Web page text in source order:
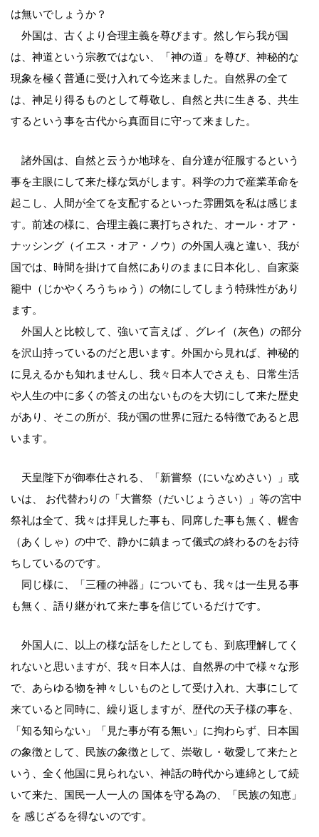
は無いでしょうか？
外国は、古くより合理主義を尊びます。然し乍ら我が国
は、神道という宗教ではない、「神の道」を尊び、神秘的な
現象を極く普通に受け入れて今迄来ました。自然界の全て
は、神足り得るものとして尊敬し、自然と共に生きる、共生
するという事を古代から真面目に守って来ました。
諸外国は、自然と云うか地球を、自分達が征服するという
事を主眼にして来た様な気がします。科学の力で産業革命を
起こし、人間が全てを支配するといった雰囲気を私は感じま
す。前述の様に、合理主義に裏打ちされた、オール・オア・
ナッシング（イエス・オア・ノウ）の外国人魂と違い、我が
国では、時間を掛けて自然にありのままに日本化し、自家薬
籠中（じかやくろうちゅう）の物にしてしまう特殊性があり
ます。
外国人と比較して、強いて言えば 、グレイ（灰色）の部分
を沢山持っているのだと思います。外国から見れば、神秘的
に見えるかも知れませんし、我々日本人でさえも、日常生活
や人生の中に多くの答えの出ないものを大切にして来た歴史
があり、そこの所が、我が国の世界に冠たる特徴であると思
います。
天皇陛下が御奉仕される、「新嘗祭（にいなめさい）」或
いは、 お代替わりの「大嘗祭（だいじょうさい）」等の宮中
祭礼は全て、我々は拝見した事も、同席した事も無く、幄舎
（あくしゃ）の中で、静かに鎮まって儀式の終わるのをお待
ちしているのです。
同じ様に、「三種の神器」についても、我々は一生見る事
も無く、語り継がれて来た事を信じているだけです。
外国人に、以上の様な話をしたとしても、到底理解してく
れないと思いますが、我々日本人は、自然界の中で様々な形
で、あらゆる物を神々しいものとして受け入れ、大事にして
来ていると同時に、繰り返しますが、歴代の天子様の事を、
「知る知らない」「見た事が有る無い」に拘わらず、日本国
の象徴として、民族の象徴として、崇敬し・敬愛して来たと
いう、全く他国に見られない、神話の時代から連綿として続
いて来た、国民一人一人の 国体を守る為の、「民族の知恵」
を 感じざるを得ないのです。